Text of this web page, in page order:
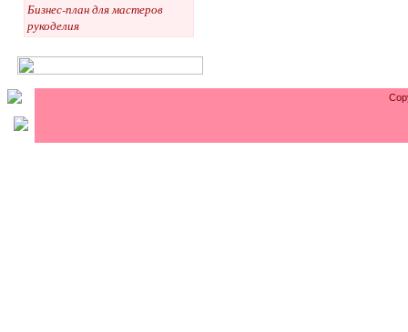
Бизнес-план для мастеров
рукоделия